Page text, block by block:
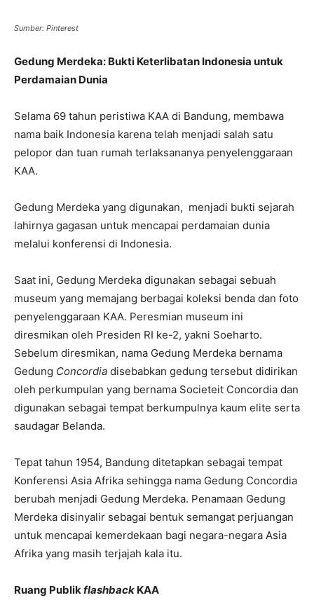
Sumber: Pinterest
Gedung Merdeka: Bukti Keterlibatan Indonesia untuk
Perdamaian Dunia
Selama 69 tahun peristiwa KAA di Bandung, membawa
nama baik Indonesia karena telah menjadi salah satu
pelopor dan tuan rumah terlaksananya penyelenggaraan
KAA.
Gedung Merdeka yang digunakan, menjadi bukti sejarah
lahirnya gagasan untuk mencapai perdamaian dunia
melalui konferensi di Indonesia.
Saat ini, Gedung Merdeka digunakan sebagai sebuah
museum yang memajang berbagai koleksi benda dan foto
penyelenggaraan KAA. Peresmian museum ini
diresmikan oleh Presiden RI ke-2, yakni Soeharto.
Sebelum diresmikan, nama Gedung Merdeka bernama
Gedung Concordia disebabkan gedung tersebut didirikan
oleh perkumpulan yang bernama Societeit Concordia dan
digunakan sebagai tempat berkumpulnya kaum elite serta
saudagar Belanda.
Tepat tahun 1954, Bandung ditetapkan sebagai tempat
Konferensi Asia Afrika sehingga nama Gedung Concordia
berubah menjadi Gedung Merdeka. Penamaan Gedung
Merdeka disinyalir sebagai bentuk semangat perjuangan
untuk mencapai kemerdekaan bagi negara-negara Asia
Afrika yang masih terjajah kala itu.
Ruang Publikflashback KAA